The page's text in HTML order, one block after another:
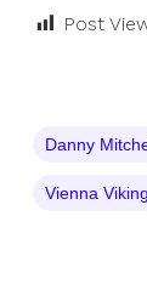
Post
Danny
Vienna